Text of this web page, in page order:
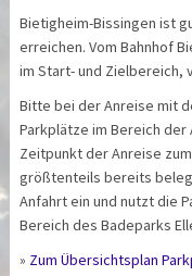
Bietigheim-Bissingen ist
erreichen. Vom Bahnhof
im Start- und Zielbereich,
Bitte bei der Anreise mit
Parkplätze im Bereich
Zeitpunkt der Anreise
größtenteils bereits
Anfahrt ein und nutzt die
Bereich des Badeparks
» Zum Übersichtsplan